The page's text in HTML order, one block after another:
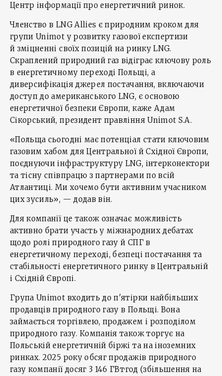
Центр інформації про енергетичний ринок.
Членство в LNG Allies є природним кроком для
групи Unimot у розвитку газової експертизи
й зміцненні своїх позицій на ринку LNG.
Скраплений природний газ відіграє ключову роль
в енергетичному переході Польщі, а
диверсифікація джерел постачання, включаючи
доступ до американського LNG, є основою
енергетичної безпеки Європи, каже Адам
Сікорський, президент правління Unimot S.A.
«Польща сьогодні має потенціал стати ключовим
газовим хабом для Центральної й Східної Європи,
поєднуючи інфраструктуру LNG, інтерконектори
та тісну співпрацю з партнерами по всій
Атлантиці. Ми хочемо бути активним учасником
цих зусиль», — додав він.
Для компанії це також означає можливість
активно брати участь у міжнародних дебатах
щодо ролі природного газу й СПГ в
енергетичному переході, безпеці постачання та
стабільності енергетичного ринку в Центральній
і Східній Європі.
Група Unimot входить до п'ятірки найбільших
продавців природного газу в Польщі. Вона
займається торгівлею, продажем і розподілом
природного газу. Компанія також торгує на
Польській енергетичній біржі та на іноземних
ринках. 2025 року обсяг продажів природного
газу компанії досяг 3 146 ГВт·год (збільшення на